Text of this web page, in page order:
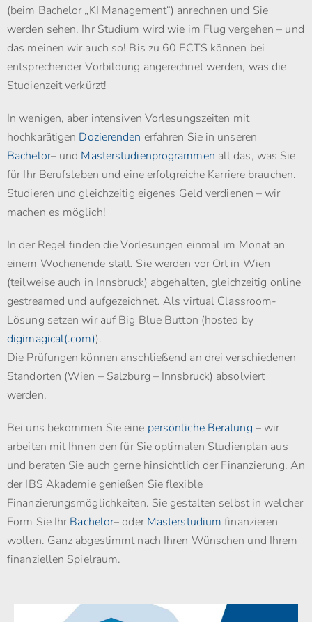
(beim Bachelor „KI Management“) anrechnen und Sie
werden sehen, Ihr Studium wird wie im Flug vergehen – und
das meinen wir auch so! Bis zu 60 ECTS können bei
entsprechender Vorbildung angerechnet werden, was die
Studienzeit verkürzt!
In wenigen, aber intensiven Vorlesungszeiten mit
hochkarätigen Dozierenden erfahren Sie in unseren
Bachelor– und Masterstudienprogrammen all das, was Sie
für Ihr Berufsleben und eine erfolgreiche Karriere brauchen.
Studieren und gleichzeitig eigenes Geld verdienen – wir
machen es möglich!
In der Regel finden die Vorlesungen einmal im Monat an
einem Wochenende statt. Sie werden vor Ort in Wien
(teilweise auch in Innsbruck) abgehalten, gleichzeitig online
gestreamed und aufgezeichnet. Als virtual Classroom-
Lösung setzen wir auf Big Blue Button (hosted by
digimagical(.com)).
Die Prüfungen können anschließend an drei verschiedenen
Standorten (Wien – Salzburg – Innsbruck) absolviert
werden.
Bei uns bekommen Sie eine persönliche Beratung – wir
arbeiten mit Ihnen den für Sie optimalen Studienplan aus
und beraten Sie auch gerne hinsichtlich der Finanzierung. An
der IBS Akademie genießen Sie flexible
Finanzierungsmöglichkeiten. Sie gestalten selbst in welcher
Form Sie IhrBachelor– oderMasterstudium finanzieren
wollen. Ganz abgestimmt nach Ihren Wünschen und Ihrem
finanziellen Spielraum.